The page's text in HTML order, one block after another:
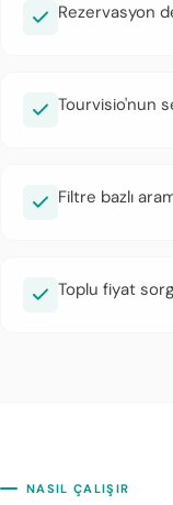
Rezervasyon
Tourvisio'nun
Filtre bazlı
Toplu fiyat
NASIL ÇALIŞIR